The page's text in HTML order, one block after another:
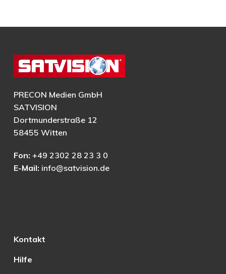
PRECON Medien GmbH
SATVISION
Dortmunderstraße 12
58455 Witten
Fon: +49 2302 28 23 3 0
E-Mail: info@satvision.de
Kontakt
Hilfe